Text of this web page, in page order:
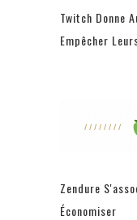
Twitch Donne
Empêcher
Zendure
Économiser